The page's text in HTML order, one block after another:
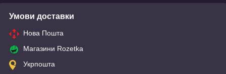
Умови доставки
Нова Пошта
Магазини Rozetka
Укрпошта